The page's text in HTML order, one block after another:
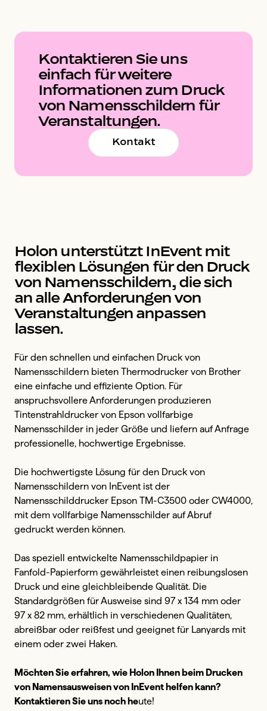
Kontaktieren Sie uns
einfach für weitere
Informationen zum Druck
von Namensschildern für
Veranstaltungen.
Kontakt
Holon unterstützt InEvent mit
flexiblen Lösungen für den Druck
von Namensschildern, die sich
an alle Anforderungen von
Veranstaltungen anpassen
lassen.
Für den schnellen und einfachen Druck von
Namensschildern bieten Thermodrucker von Brother
eine einfache und effiziente Option. Für
anspruchsvollere Anforderungen produzieren
Tintenstrahldrucker von Epson vollfarbige
Namensschilder in jeder Größe und liefern auf Anfrage
professionelle, hochwertige Ergebnisse.
Die hochwertigste Lösung für den Druck von
Namensschildern von InEvent ist der
Namensschilddrucker Epson TM-C3500 oder CW4000,
mit dem vollfarbige Namensschilder auf Abruf
gedruckt werden können.
Das speziell entwickelte Namensschildpapier in
Fanfold-Papierform gewährleistet einen reibungslosen
Druck und eine gleichbleibende Qualität. Die
Standardgrößen für Ausweise sind 97 x 134 mm oder
97 x 82 mm, erhältlich in verschiedenen Qualitäten,
abreißbar oder reißfest und geeignet für Lanyards mit
einem oder zwei Haken.
Möchten Sie erfahren, wie Holon Ihnen beim Drucken
von Namensausweisen von InEvent helfen kann?
Kontaktieren Sie uns noch heute!